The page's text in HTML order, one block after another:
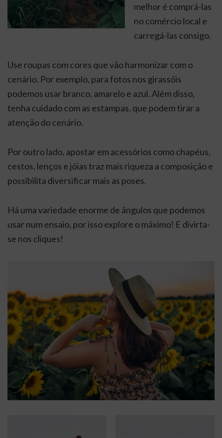
melhor é comprá-las
no comércio local e
carregá-las consigo.
Use roupas com cores que vão harmonizar com o
cenário. Por exemplo, para fotos nos girassóis
podemos usar branco, amarelo e azul. Além disso,
tenha cuidado com as estampas, que podem tirar a
atenção do cenário.
Por outro lado, apostar em acessórios como chapéus,
cestos, lenços e jóias traz mais riqueza a composição e
possibilita diversificar mais as poses.
Há uma variedade enorme de ângulos que podemos
usar num ensaio, por isso explore o máximo! E divirta-
se nos cliques!